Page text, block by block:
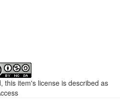
this item's license is described as